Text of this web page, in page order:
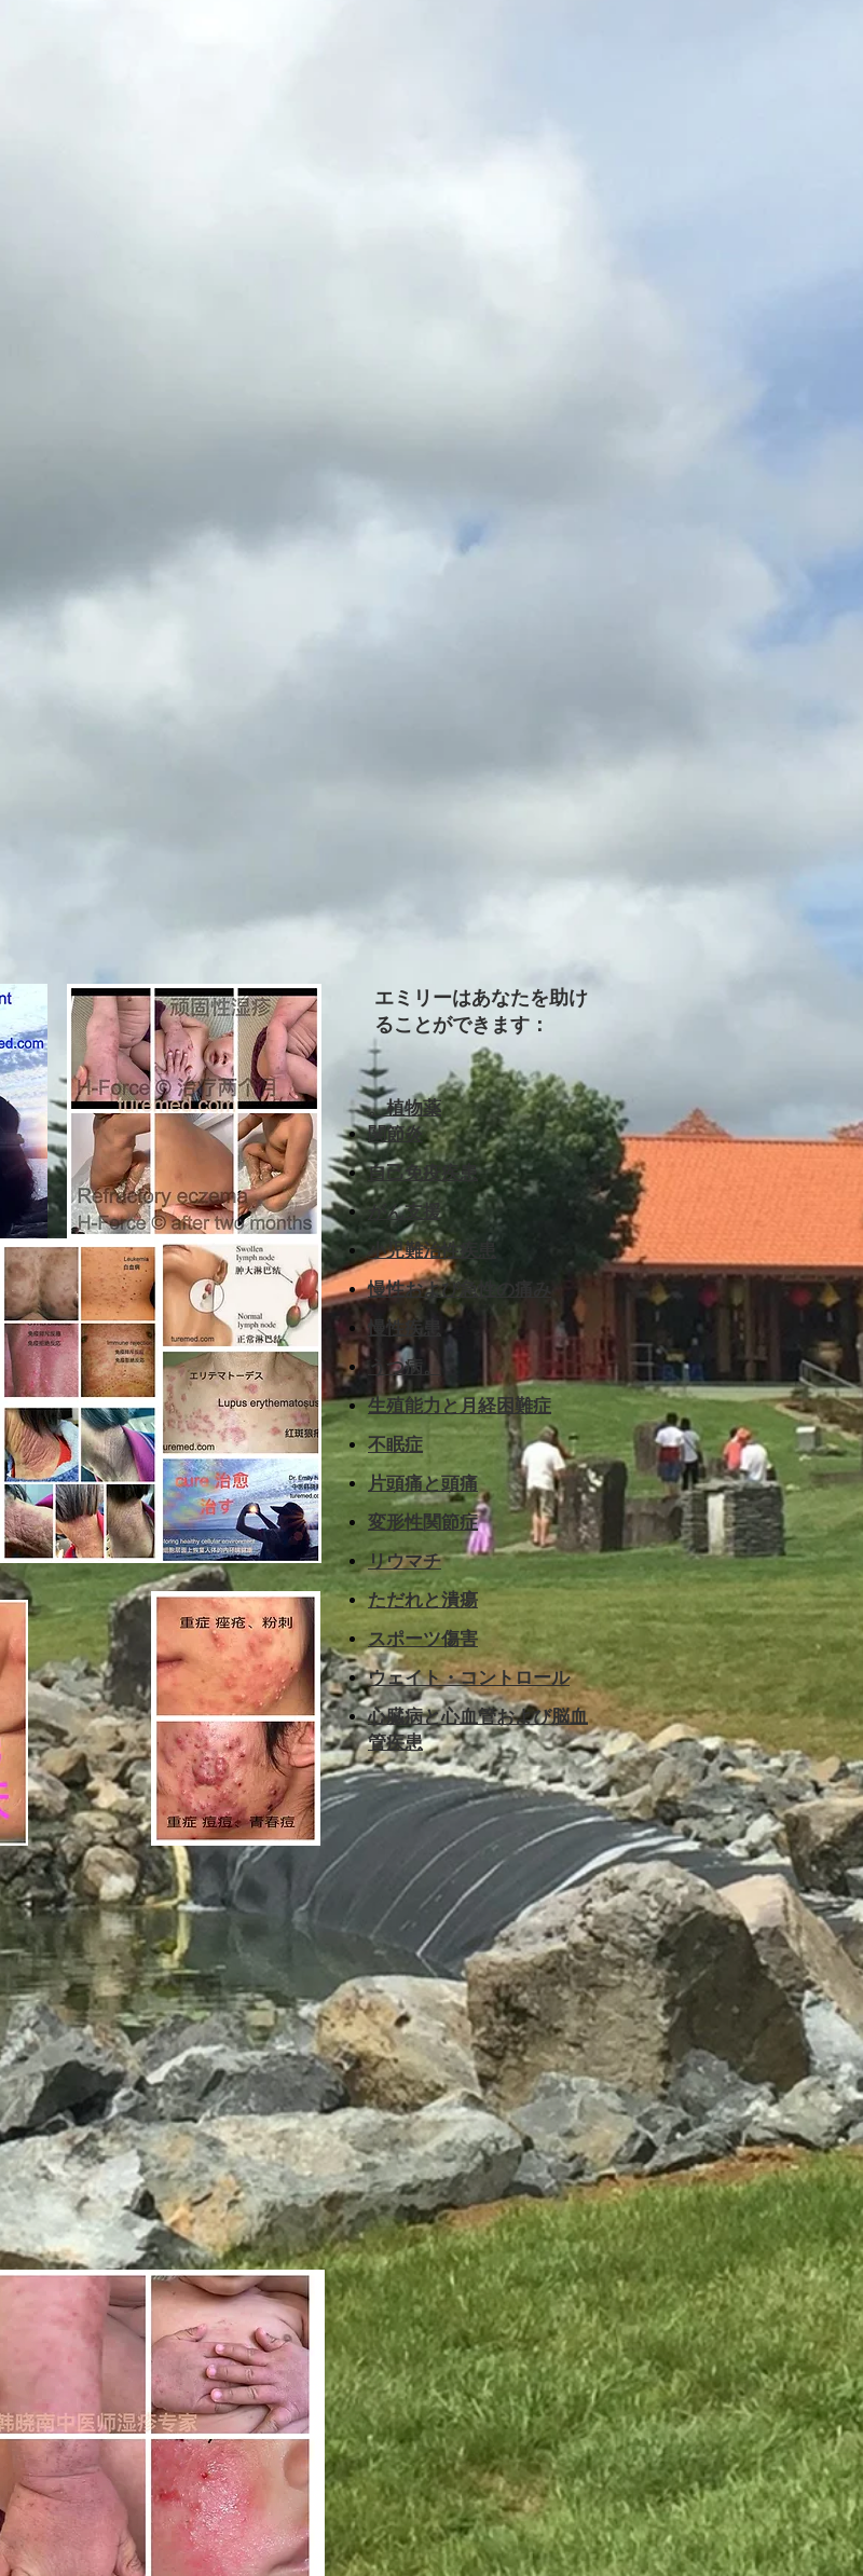
エミリーはあなたを助け
ることができます：
。植物薬
関節炎
自己免疫疾患
がん支援
小児難治性疾患
慢性および急性の痛み
慢性疾患
うつ病。
生殖能力と月経困難症
不眠症
片頭痛と頭痛
変形性関節症
リウマチ
ただれと潰瘍
スポーツ傷害
ウェイト・コントロール
心臓病と心血管および脳血
管疾患